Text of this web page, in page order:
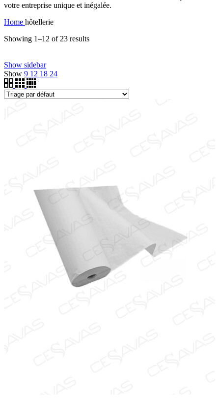
votre entreprise unique et inégalée.
Home hôtellerie
Showing 1–12 of 23 results
Filtrer par prix
Filtrer par couleur
Argent(1)
Show sidebar
Show 9 12 18 24